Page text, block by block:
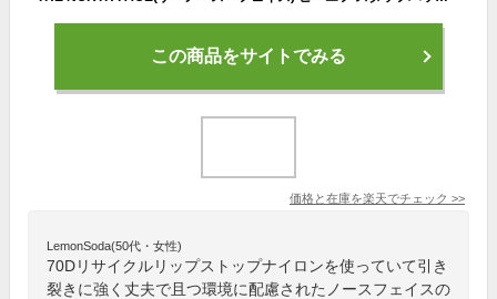
この商品をサイトでみる
価格と在庫を楽天でチェック >>
LemonSoda(50代・女性)
70Dリサイクルリップストップナイロンを使っていて引き
裂きに強く丈夫で且つ環境に配慮されたノースフェイスの